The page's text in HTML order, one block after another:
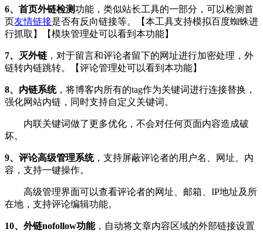
6、首页外链检测功能，类似站长工具的一部分，可以检测首
页友情链接是否有反向链接等。【本工具支持模拟百度蜘蛛进
行抓取】【模块管理处可以看到本功能】
7、灭外链 ，对于留言和评论者留下的网址进行加密处理，外
链转内链跳转。【评论管理处可以看到本功能】
8、内链系统，将博客内所有的tag作为关键词进行连接替换，
强化网站内链，同时支持自定义关键词。
内联关键词做了更多优化，不会对任何页面内容造成破
坏。
9、评论高级管理系统，支持屏蔽评论者的用户名、网址、内
容，支持一键操作。
高级管理界面可以查看评论者的网址、邮箱、IP地址及所
在地，支持评论编辑功能。
10、外链nofollow功能，自动将文章内容区域的外部链接设置